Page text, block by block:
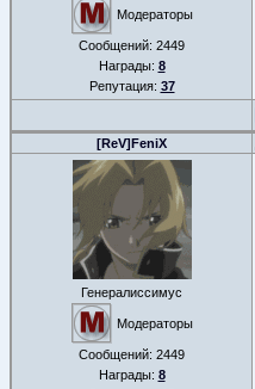
Модераторы
Сообщений: 2449
Награды: 8
Репутация: 37
[ReV]FeniX
Генералиссимус
Модераторы
Сообщений: 2449
Награды: 8